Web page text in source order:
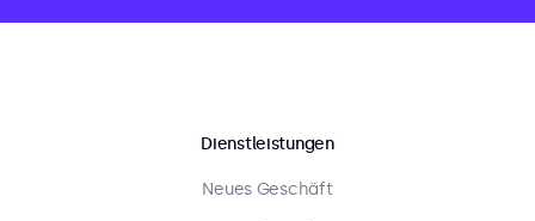
Dienstleistungen
Neues Geschäft